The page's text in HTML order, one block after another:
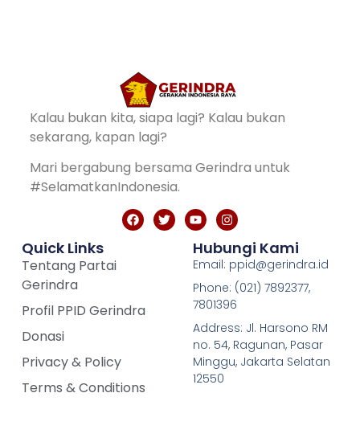
Kalau bukan kita, siapa lagi? Kalau bukan
sekarang, kapan lagi?
Mari bergabung bersama Gerindra untuk
#SelamatkanIndonesia.
Quick Links
Tentang Partai
Gerindra
Profil PPID Gerindra
Donasi
Privacy & Policy
Terms & Conditions
Hubungi Kami
Email: ppid@gerindra.id
Phone: (021) 7892377,
7801396
Address: Jl. Harsono RM
no. 54, Ragunan, Pasar
Minggu, Jakarta Selatan
12550